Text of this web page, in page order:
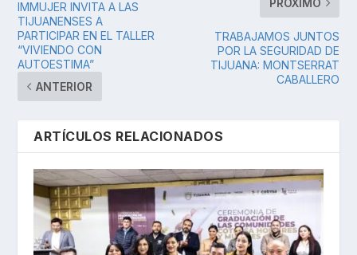
IMMUJER INVITA A LAS
TIJUANENSES A
PARTICIPAR EN EL TALLER
“VIVIENDO CON
AUTOESTIMA”
ANTERIOR
PRÓXIMO
TRABAJAMOS JUNTOS
POR LA SEGURIDAD DE
TIJUANA: MONTSERRAT
CABALLERO
ARTÍCULOS RELACIONADOS